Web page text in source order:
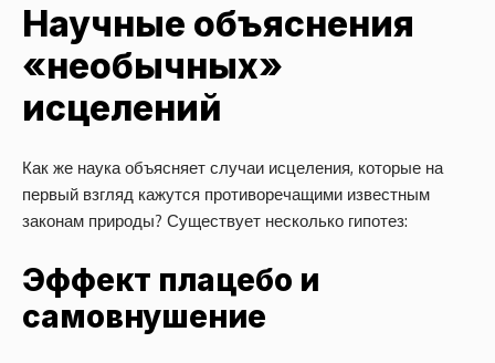
Научные объяснения
«необычных»
исцелений
Как же наука объясняет случаи исцеления, которые на
первый взгляд кажутся противоречащими известным
законам природы? Существует несколько гипотез:
Эффект плацебо и
самовнушение